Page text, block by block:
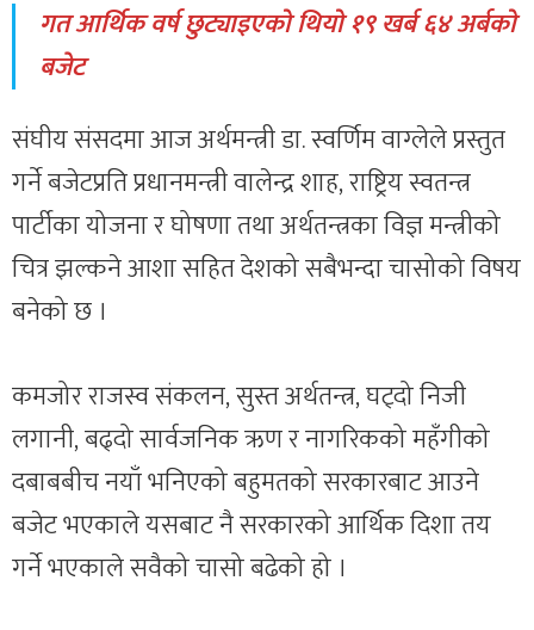
गत आर्थिक वर्ष छुट्याइएको थियो १९ खर्ब ६४ अर्बको
बजेट
संघीय संसदमा आज अर्थमन्त्री डा. स्वर्णिम वाग्लेले प्रस्तुत
गर्ने बजेटप्रति प्रधानमन्त्री वालेन्द्र शाह, राष्ट्रिय स्वतन्त्र
पार्टीका योजना र घोषणा तथा अर्थतन्त्रका विज्ञ मन्त्रीको
चित्र झल्कने आशा सहित देशको सबैभन्दा चासोको विषय
बनेको छ ।
कमजोर राजस्व संकलन, सुस्त अर्थतन्त्र, घट्दो निजी
लगानी, बढ्दो सार्वजनिक ऋण र नागरिकको महँगीको
दबाबबीच नयाँ भनिएको बहुमतको सरकारबाट आउने
बजेट भएकाले यसबाट नै सरकारको आर्थिक दिशा तय
गर्ने भएकाले सवैको चासो बढेको हो ।